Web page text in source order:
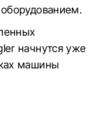
начнутся уже
машины